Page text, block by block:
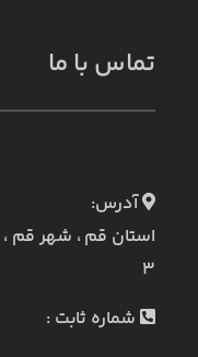
تماس با ما
آدرس:
۳
شماره ثابت :